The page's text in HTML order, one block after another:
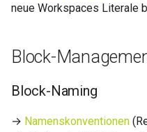
neue Workspaces Literale
Block-
Block-Naming
→ Namenskonventionen